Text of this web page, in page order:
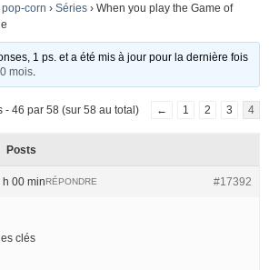
corn › Séries › When you play the Game of
1 ps. et a été mis à jour pour la dernière fois
mois
- 46 par 58 (sur 58 au total) ← 1 2 3 4
Posts
00 min #17392
RÉPONDRE
clés